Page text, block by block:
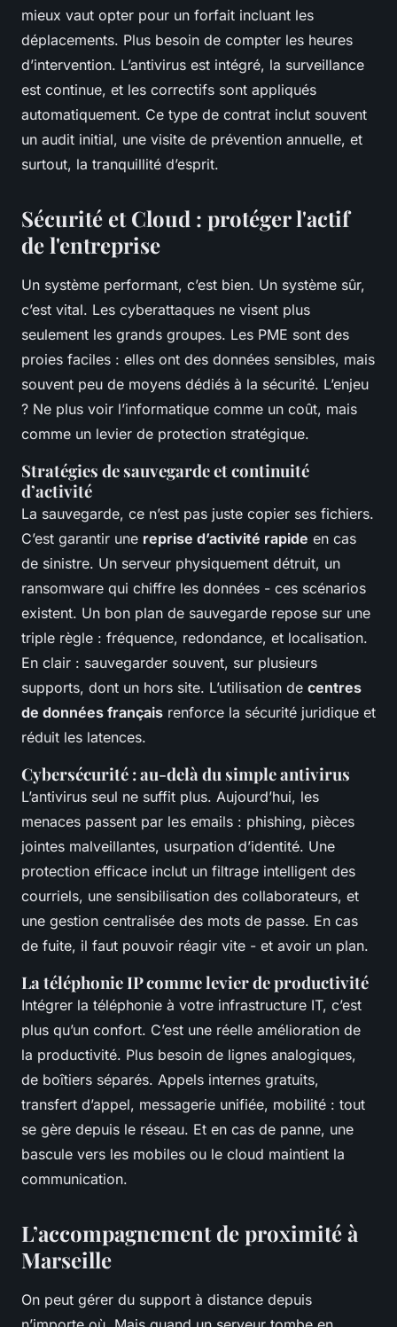
mieux vaut opter pour un forfait incluant les
déplacements. Plus besoin de compter les heures
d’intervention. L’antivirus est intégré, la surveillance
est continue, et les correctifs sont appliqués
automatiquement. Ce type de contrat inclut souvent
un audit initial, une visite de prévention annuelle, et
surtout, la tranquillité d’esprit.
Sécurité et Cloud : protéger l'actif
de l'entreprise
Un système performant, c’est bien. Un système sûr,
c’est vital. Les cyberattaques ne visent plus
seulement les grands groupes. Les PME sont des
proies faciles : elles ont des données sensibles, mais
souvent peu de moyens dédiés à la sécurité. L’enjeu
? Ne plus voir l’informatique comme un coût, mais
comme un levier de protection stratégique.
Stratégies de sauvegarde et continuité
d’activité
La sauvegarde, ce n’est pas juste copier ses fichiers.
C’est garantir une reprise d’activité rapide en cas
de sinistre. Un serveur physiquement détruit, un
ransomware qui chiffre les données - ces scénarios
existent. Un bon plan de sauvegarde repose sur une
triple règle : fréquence, redondance, et localisation.
En clair : sauvegarder souvent, sur plusieurs
supports, dont un hors site. L’utilisation de centres
de données français renforce la sécurité juridique et
réduit les latences.
Cybersécurité : au-delà du simple antivirus
L’antivirus seul ne suffit plus. Aujourd’hui, les
menaces passent par les emails : phishing, pièces
jointes malveillantes, usurpation d’identité. Une
protection efficace inclut un filtrage intelligent des
courriels, une sensibilisation des collaborateurs, et
une gestion centralisée des mots de passe. En cas
de fuite, il faut pouvoir réagir vite - et avoir un plan.
La téléphonie IP comme levier de productivité
Intégrer la téléphonie à votre infrastructure IT, c’est
plus qu’un confort. C’est une réelle amélioration de
la productivité. Plus besoin de lignes analogiques,
de boîtiers séparés. Appels internes gratuits,
transfert d’appel, messagerie unifiée, mobilité : tout
se gère depuis le réseau. Et en cas de panne, une
bascule vers les mobiles ou le cloud maintient la
communication.
L’accompagnement de proximité à
Marseille
On peut gérer du support à distance depuis